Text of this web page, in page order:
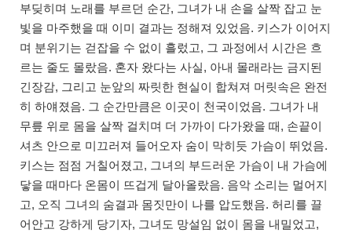
부딪히며 노래를 부르던 순간, 그녀가 내 손을 살짝 잡고 눈
빛을 마주했을 때 이미 결과는 정해져 있었음. 키스가 이어지
며 분위기는 걷잡을 수 없이 흘렀고, 그 과정에서 시간은 흐
르는 줄도 몰랐음. 혼자 왔다는 사실, 아내 몰래라는 금지된
긴장감, 그리고 눈앞의 짜릿한 현실이 합쳐져 머릿속은 완전
히 하얘졌음. 그 순간만큼은 이곳이 천국이었음. 그녀가 내
무릎 위로 몸을 살짝 걸치며 더 가까이 다가왔을 때, 손끝이
셔츠 안으로 미끄러져 들어오자 숨이 막히듯 가슴이 뛰었음.
키스는 점점 거칠어졌고, 그녀의 부드러운 가슴이 내 가슴에
닿을 때마다 온몸이 뜨겁게 달아올랐음. 음악 소리는 멀어지
고, 오직 그녀의 숨결과 몸짓만이 나를 압도했음. 허리를 끌
어안고 강하게 당기자, 그녀도 망설임 없이 몸을 내밀었고,